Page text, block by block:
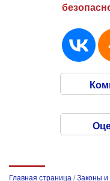
Главная страница /Законы и